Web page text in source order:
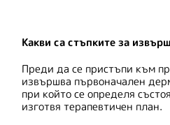
Какви са стъпките за
Преди да се пристъпи към
извършва първоначален
при който се определя
изготвя терапевтичен план.